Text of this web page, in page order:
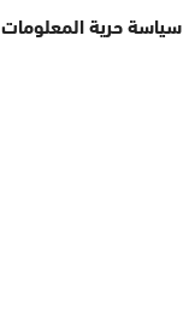
سياسة حرية المعلومات